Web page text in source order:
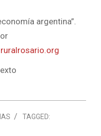
argentina”.
TAGGED: